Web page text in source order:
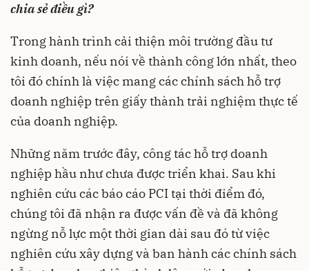
chia sẻ điều gì?
Trong hành trình cải thiện môi trường đầu tư
kinh doanh, nếu nói về thành công lớn nhất, theo
tôi đó chính là việc mang các chính sách hỗ trợ
doanh nghiệp trên giấy thành trải nghiệm thực tế
của doanh nghiệp.
Những năm trước đây, công tác hỗ trợ doanh
nghiệp hầu như chưa được triển khai. Sau khi
nghiên cứu các báo cáo PCI tại thời điểm đó,
chúng tôi đã nhận ra được vấn đề và đã không
ngừng nỗ lực một thời gian dài sau đó từ việc
nghiên cứu xây dựng và ban hành các chính sách